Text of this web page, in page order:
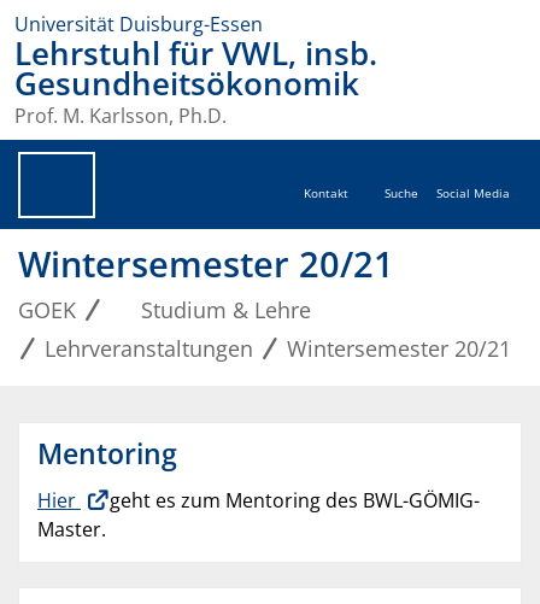
Universität Duisburg-Essen
Lehrstuhl für VWL, insb.
Gesundheitsökonomik
Prof. M. Karlsson, Ph.D.
Kontakt Suche Social Media
Wintersemester 20/21
GOEK
Studium & Lehre
Lehrveranstaltungen
Wintersemester 20/21
Mentoring
Hier
geht es zum Mentoring des BWL-GÖMIG-
Master.